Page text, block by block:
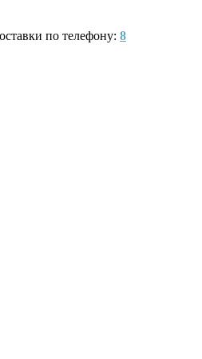
по телефону: 8